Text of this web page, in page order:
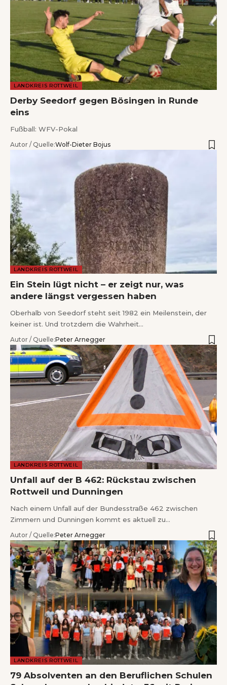
LANDKREIS ROTTWEIL
Derby Seedorf gegen Bösingen in Runde
eins
Fußball: WFV-Pokal
Autor / Quelle:Wolf-Dieter Bojus
LANDKREIS ROTTWEIL
Ein Stein lügt nicht – er zeigt nur, was
andere längst vergessen haben
Oberhalb von Seedorf steht seit 1982 ein Meilenstein, der
keiner ist. Und trotzdem die Wahrheit…
Autor / Quelle:Peter Arnegger
LANDKREIS ROTTWEIL
Unfall auf der B 462: Rückstau zwischen
Rottweil und Dunningen
Nach einem Unfall auf der Bundesstraße 462 zwischen
Zimmern und Dunningen kommt es aktuell zu…
Autor / Quelle:Peter Arnegger
LANDKREIS ROTTWEIL
79 Absolventen an den Beruflichen Schulen